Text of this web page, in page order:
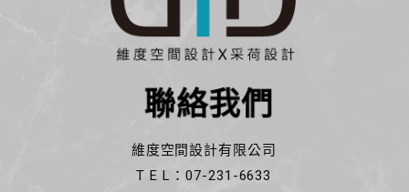
聯絡我們
維度空間設計有限公司
T E L：07-231-6633